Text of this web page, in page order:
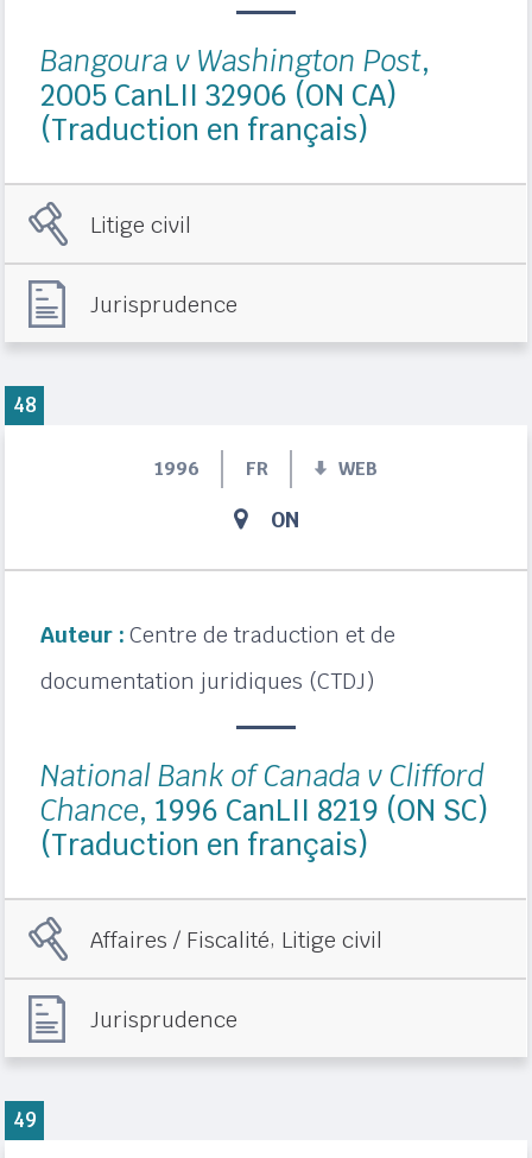
Bangoura v Washington Post,
2005 CanLII 32906 (ON CA)
(Traduction en français)
Litige civil
Jurisprudence
1996 FR WEB
ON
Auteur : Centre de traduction et de
documentation juridiques (CTDJ)
National Bank of Canada v Clifford
Chance, 1996 CanLII 8219 (ON SC)
(Traduction en français)
Affaires / Fiscalité, Litige civil
Jurisprudence
48
49